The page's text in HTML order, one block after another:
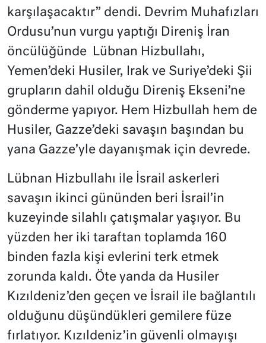
karşılaşacaktır” dendi. Devrim Muhafızları
Ordusu’nun vurgu yaptığı Direniş İran
öncülüğünde Lübnan Hizbullahı,
Yemen’deki Husiler, Irak ve Suriye’deki Şii
grupların dahil olduğu Direniş Ekseni’ne
gönderme yapıyor. Hem Hizbullah hem de
Husiler, Gazze’deki savaşın başından bu
yana Gazze’yle dayanışmak için devrede.
Lübnan Hizbullahı ile İsrail askerleri
savaşın ikinci gününden beri İsrail’in
kuzeyinde silahlı çatışmalar yaşıyor. Bu
yüzden her iki taraftan toplamda 160
binden fazla kişi evlerini terk etmek
zorunda kaldı. Öte yanda da Husiler
Kızıldeniz’den geçen ve İsrail ile bağlantılı
olduğunu düşündükleri gemilere füze
fırlatıyor. Kızıldeniz’in güvenli olmayışı